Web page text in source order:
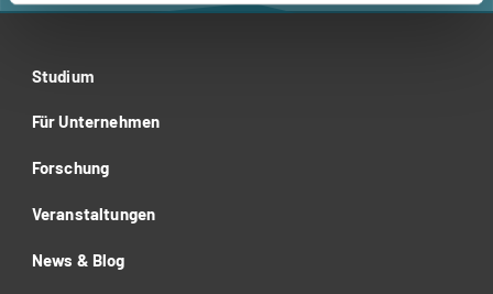
Studium
Für Unternehmen
Forschung
Veranstaltungen
News & Blog